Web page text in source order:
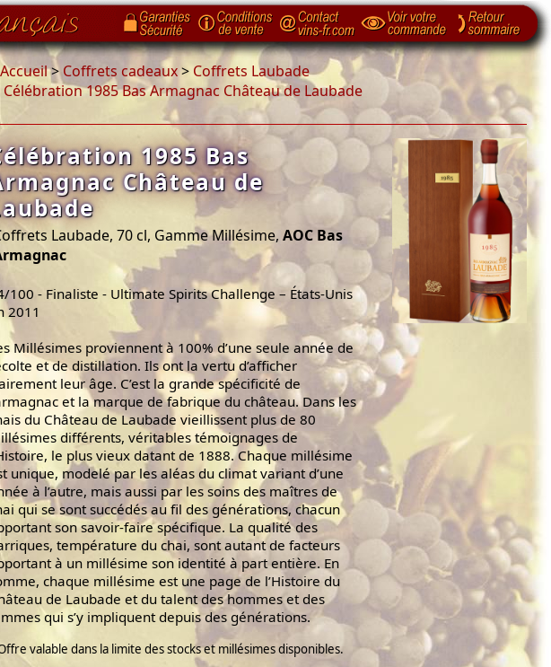
Accueil>Coffrets cadeaux> Coffrets Laubade
Célébration 1985 Bas Armagnac Château de Laubade
1985 Bas
Château de
Laubade, 70 cl, Gamme Millésime, AOC Bas
100 - Finaliste - Ultimate Spirits Challenge – États-Unis
2011
Millésimes proviennent à 100% d’une seule année de
et de distillation. Ils ont la vertu d’afficher
leur âge. C’est la grande spécificité de
et la marque de fabrique du château. Dans les
du Château de Laubade vieillissent plus de 80
différents, véritables témoignages de
le plus vieux datant de 1888. Chaque millésime
unique, modelé par les aléas du climat variant d’une
à l’autre, mais aussi par les soins des maîtres de
qui se sont succédés au fil des générations, chacun
son savoir-faire spécifique. La qualité des
température du chai, sont autant de facteurs
à un millésime son identité à part entière. En
chaque millésime est une page de l’Histoire du
de Laubade et du talent des hommes et des
qui s’y impliquent depuis des générations.
valable dans la limite des stocks et millésimes disponibles.